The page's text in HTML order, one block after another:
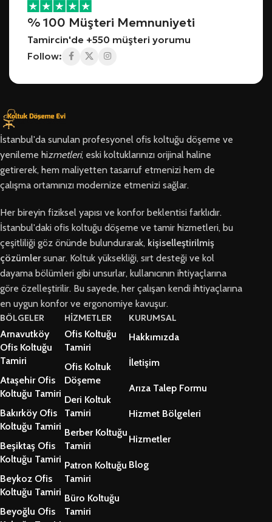
% 100 Müşteri Memnuniyeti
Tamircin'de +550 müşteri yorumu
Follow:
İstanbul'da sunulan profesyonel ofis koltuğu döşeme ve
yenileme hizmetleri, eski koltuklarınızı orijinal haline
getirerek, hem maliyetten tasarruf etmenizi hem de
çalışma ortamınızı modernize etmenizi sağlar.
Her bireyin fiziksel yapısı ve konfor beklentisi farklıdır.
İstanbul'daki ofis koltuğu döşeme ve tamir hizmetleri, bu
çeşitliliği göz önünde bulundurarak, kişiselleştirilmiş
çözümlersunar. Koltuk yüksekliği, sırt desteği ve kol
dayama bölümleri gibi unsurlar, kullanıcının ihtiyaçlarına
göre özelleştirilir. Bu sayede, her çalışan kendi ihtiyaçlarına
en uygun konfor ve ergonomiye kavuşur.
BÖLGELER
Arnavutköy
Ofis Koltuğu
Tamiri
Ataşehir Ofis
Koltuğu Tamiri
Bakırköy Ofis
Koltuğu Tamiri
Beşiktaş Ofis
Koltuğu Tamiri
Beykoz Ofis
Koltuğu Tamiri
Beyoğlu Ofis
HİZMETLER
Ofis Koltuğu
Tamiri
Ofis Koltuk
Döşeme
Deri Koltuk
Tamiri
Berber Koltuğu
Tamiri
Patron Koltuğu
Tamiri
Büro Koltuğu
Tamiri
KURUMSAL
Hakkımızda
İletişim
Arıza Talep Formu
Hizmet Bölgeleri
Hizmetler
Blog